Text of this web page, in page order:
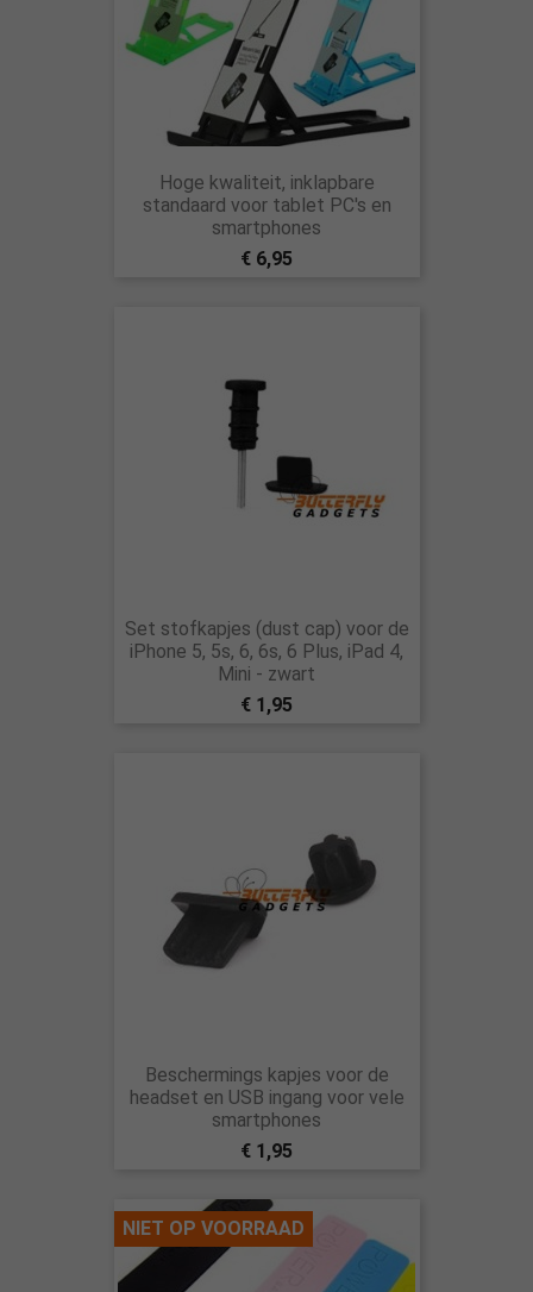
Hoge kwaliteit, inklapbare
standaard voor tablet PC's en
smartphones
€ 6,95
Set stofkapjes (dust cap) voor de
iPhone 5, 5s, 6, 6s, 6 Plus, iPad 4,
Mini - zwart
€ 1,95
Beschermings kapjes voor de
headset en USB ingang voor vele
smartphones
€ 1,95
NIET OP VOORRAAD